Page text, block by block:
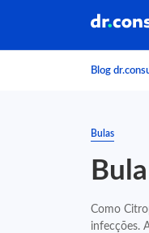
Blog
Bulas
Como
infecções.